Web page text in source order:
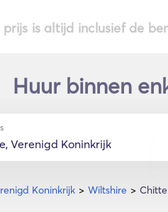
prijs is altijd inclusief de
Huur binnen
Koninkrijk Wiltshire